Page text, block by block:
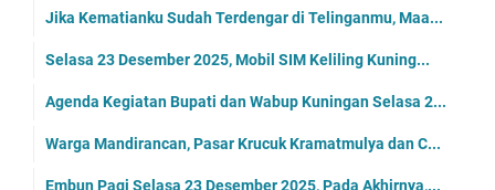
Jika Kematianku Sudah Terdengar di Telinganmu, Maa...
Selasa 23 Desember 2025, Mobil SIM Keliling Kuning...
Agenda Kegiatan Bupati dan Wabup Kuningan Selasa 2...
Warga Mandirancan, Pasar Krucuk Kramatmulya dan C...
Embun Pagi Selasa 23 Desember 2025, Pada Akhirnya,...